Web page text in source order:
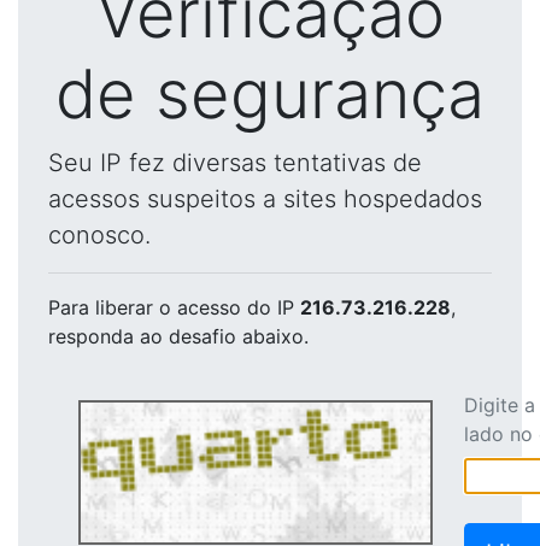
de segurança
Seu IP fez diversas tentativas de
acessos suspeitos a sites hospedados
conosco.
Para liberar o acesso do IP 216.73.216.228,
responda ao desafio abaixo.
Digite
lado no